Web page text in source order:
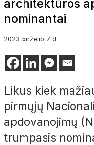
architektūros
nominantai
2023 birželio 7 d.
Likus kiek
pirmųjų
apdovanojimų
trumpasis